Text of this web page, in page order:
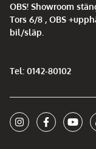
OBS! Showroom
Tors 6/8 , OBS
bil/släp.
Tel: 0142-80102